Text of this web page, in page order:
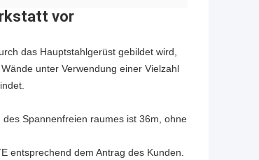
vor
das Hauptstahlgerüst gebildet wird,
unter Verwendung einer Vielzahl
Spannenfreien raumes ist 36m, ohne
entsprechend dem Antrag des Kunden.